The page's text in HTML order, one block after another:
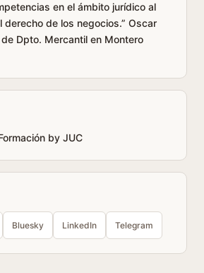
en el ámbito jurídico al
derecho de los negocios.” Oscar
Dpto. Mercantil en Montero
by JUC
Bluesky LinkedIn Telegram